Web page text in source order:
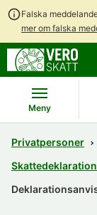
Falska
mer om falska
Meny
Privatpersoner